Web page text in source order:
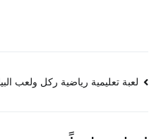
تصفّح
لعبة تعليمية رياضية ركل ولعب